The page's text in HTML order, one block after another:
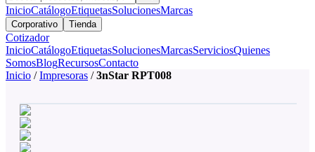
InicioCatálogoEtiquetasSolucionesMarcas
Corporativo Tienda
Cotizador
InicioCatálogoEtiquetasSolucionesMarcasServiciosQuienes
SomosBlogRecursosContacto
Inicio / Impresoras / 3nStar RPT008